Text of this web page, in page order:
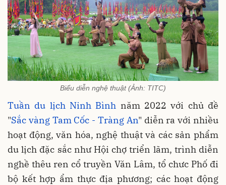
Biểu diễn nghệ thuật (Ảnh: TITC)
Tuần du lịch Ninh Bình năm 2022 với chủ đề
"Sắc vàng Tam Cốc - Tràng An" diễn ra với nhiều
hoạt động, văn hóa, nghệ thuật và các sản phẩm
du lịch đặc sắc như Hội chợ triển lãm, trình diễn
nghề thêu ren cổ truyền Văn Lâm, tổ chưc Phố đi
bộ kết hợp ẩm thực địa phương; các hoạt động